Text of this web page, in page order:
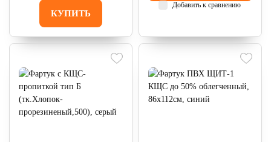
КУПИТЬ
Добавить к сравнению